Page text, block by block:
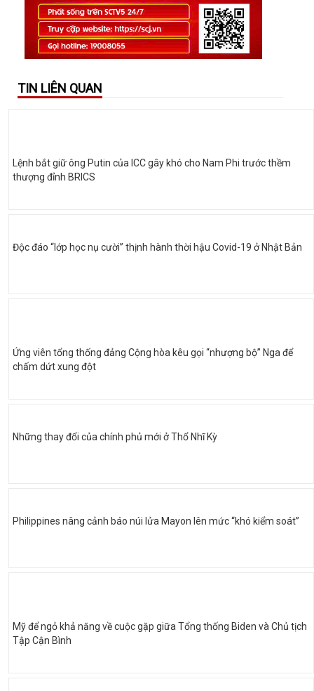
TIN LIÊN QUAN
Lệnh bắt giữ ông Putin của ICC gây khó cho Nam Phi trước thềm
thượng đỉnh BRICS
Độc đáo “lớp học nụ cười” thịnh hành thời hậu Covid-19 ở Nhật Bản
Ứng viên tổng thống đảng Cộng hòa kêu gọi “nhượng bộ” Nga để
chấm dứt xung đột
Những thay đổi của chính phủ mới ở Thổ Nhĩ Kỳ
Philippines nâng cảnh báo núi lửa Mayon lên mức “khó kiểm soát”
Mỹ để ngỏ khả năng về cuộc gặp giữa Tổng thống Biden và Chủ tịch
Tập Cận Bình